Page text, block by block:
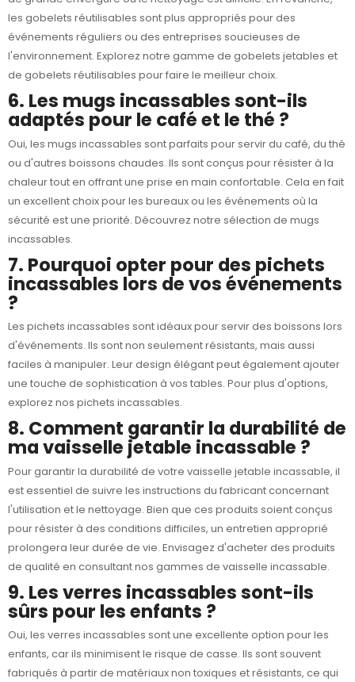
les gobelets réutilisables sont plus appropriés pour des
événements réguliers ou des entreprises soucieuses de
l'environnement. Explorez notre gamme de gobelets jetables et
de gobelets réutilisables pour faire le meilleur choix.
6. Les mugs incassables sont-ils
adaptés pour le café et le thé ?
Oui, les mugs incassables sont parfaits pour servir du café, du thé
ou d'autres boissons chaudes. Ils sont conçus pour résister à la
chaleur tout en offrant une prise en main confortable. Cela en fait
un excellent choix pour les bureaux ou les événements où la
sécurité est une priorité. Découvrez notre sélection de mugs
incassables.
7. Pourquoi opter pour des pichets
incassables lors de vos événements
?
Les pichets incassables sont idéaux pour servir des boissons lors
d'événements. Ils sont non seulement résistants, mais aussi
faciles à manipuler. Leur design élégant peut également ajouter
une touche de sophistication à vos tables. Pour plus d'options,
explorez nos pichets incassables.
8. Comment garantir la durabilité de
ma vaisselle jetable incassable ?
Pour garantir la durabilité de votre vaisselle jetable incassable, il
est essentiel de suivre les instructions du fabricant concernant
l'utilisation et le nettoyage. Bien que ces produits soient conçus
pour résister à des conditions difficiles, un entretien approprié
prolongera leur durée de vie. Envisagez d'acheter des produits
de qualité en consultant nos gammes de vaisselle incassable.
9. Les verres incassables sont-ils
sûrs pour les enfants ?
Oui, les verres incassables sont une excellente option pour les
enfants, car ils minimisent le risque de casse. Ils sont souvent
fabriqués à partir de matériaux non toxiques et résistants, ce qui